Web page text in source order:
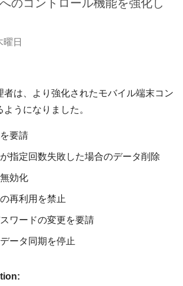
のコントロール機能を強化し
日
者は、より強化されたモバイル端末コン
ようになりました。
要請
指定回数失敗した場合のデータ削除
効化
再利用を禁止
ワードの変更を要請
ータ同期を停止